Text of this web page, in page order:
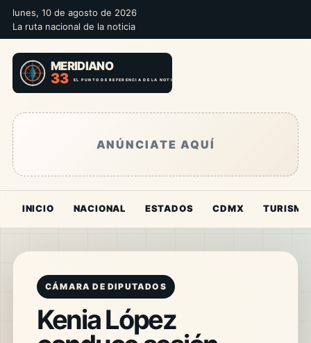
lunes, 10 de agosto de 2026
La ruta nacional de la noticia
ANÚNCIATE AQUÍ
INICIO NACIONAL ESTADOS CDMX TURISMO
CÁMARA DE DIPUTADOS
Kenia López